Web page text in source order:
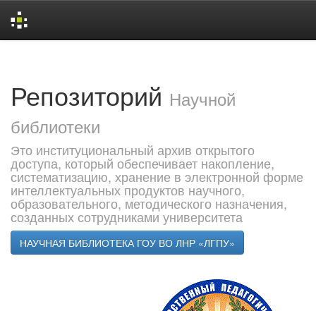
Репозиторий Научной
библиотеки
Это институциональный архив открытого
доступа, который обеспечивает накопление,
систематизацию, хранение в электронной форме
интеллектуальных продуктов научного,
образовательного, методического назначения,
созданных сотрудниками университета
НАУЧНАЯ БИБЛИОТЕКА ГОУ ВО ЛНР «ЛГПУ»